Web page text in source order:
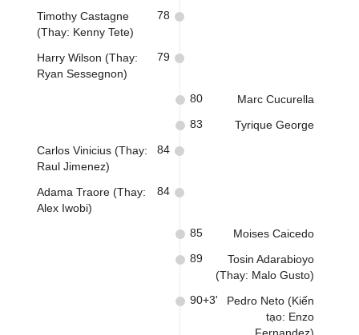
Timothy Castagne
(Thay: Kenny Tete)
78
Harry Wilson (Thay:
Ryan Sessegnon)
79
Marc Cucurella
80
Tyrique George
83
Carlos Vinicius (Thay:
Raul Jimenez)
84
Adama Traore (Thay:
Alex Iwobi)
84
Moises Caicedo
85
Tosin Adarabioyo
(Thay: Malo Gusto)
89
Pedro Neto (Kiến
tạo: Enzo
90+3'